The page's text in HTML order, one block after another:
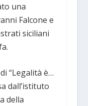
una
Falcone e
siciliani
“Legalità è…
dall’istituto
della